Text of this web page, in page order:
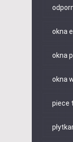
okna
okna
okna
piece